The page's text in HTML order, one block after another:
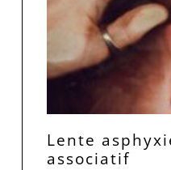
Lente
associatif